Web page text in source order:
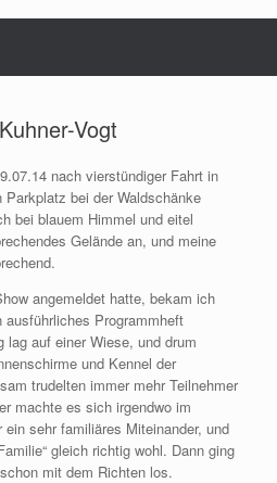
Vogt
nach vierstündiger Fahrt in
Parkplatz bei der Waldschänke
bei blauem Himmel und eitel
Gelände an, und meine
angemeldet hatte, bekam ich
Programmheft
lag auf einer Wiese, und drum
und Kennel der
trudelten immer mehr Teilnehmer
machte es sich irgendwo im
sehr familiäres Miteinander, und
gleich richtig wohl. Dann ging
mit dem Richten los.